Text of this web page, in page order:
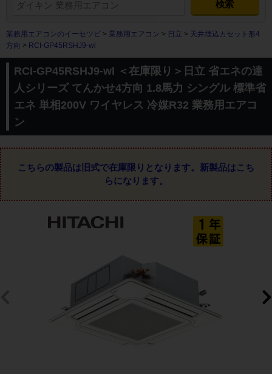
業務用エアコンのイーセツビ > 業務用エアコン > 日立 > 天井埋込カセット形4
方向 > RCI-GP45RSHJ9-wl
RCI-GP45RSHJ9-wl ＜在庫限り＞日立 省エネの達
人シリーズ てんかせ4方向 1.8馬力 シングル 標準省
エネ 単相200V ワイヤレス 冷媒R32 業務用エアコ
ン
こちらの製品は旧式で在庫限りとなります。 新製品はこち
らになります。